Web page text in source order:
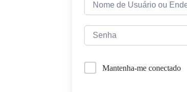
Mantenha-me conectado